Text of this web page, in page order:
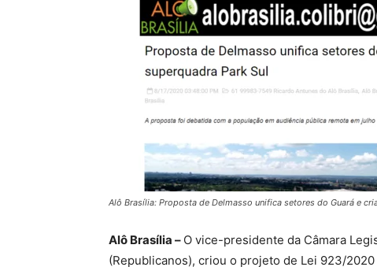
Alô Brasília: Proposta de Delmasso unifica setores do Guará e
Alô Brasília – O vice-presidente da Câmara
(Republicanos), criou o projeto de Lei 923/